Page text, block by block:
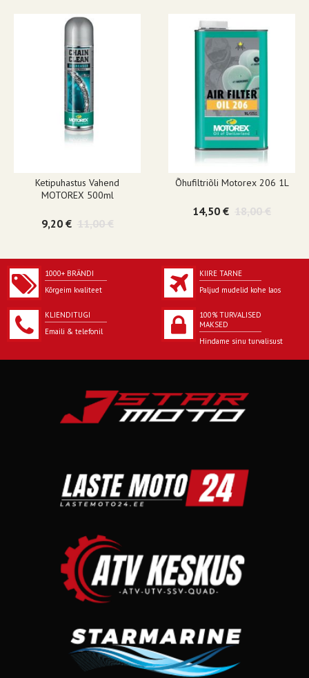
Ketipuhastus Vahend
MOTOREX 500ml
9,20 € 11,00 €
Õhufiltriõli Motorex 206 1L
14,50 € 18,00 €
1000+ BRÄNDI
Kõrgeim kvaliteet
KIIRE TARNE
Paljud mudelid kohe laos
KLIENDITUGI
Emaili & telefonil
100% TURVALISED
MAKSED
Hindame sinu turvalisust